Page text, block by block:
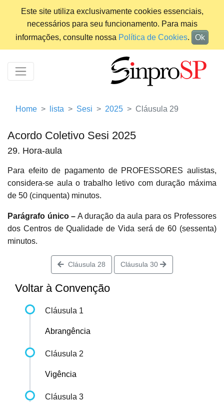
Este site utiliza exclusivamente cookies essenciais,
necessários para seu funcionamento. Para mais
informações, consulte nossa Política de Cookies. Ok
Home lista Sesi 2025 Cláusula 29
Acordo Coletivo Sesi 2025
29. Hora-aula
Para efeito de pagamento de PROFESSORES aulistas,
considera-se aula o trabalho letivo com duração máxima
de 50 (cinquenta) minutos.
Parágrafo único – A duração da aula para os Professores
dos Centros de Qualidade de Vida será de 60 (sessenta)
minutos.
Cláusula 28 Cláusula 30
Voltar à Convenção
Cláusula 1
Abrangência
Cláusula 2
Vigência
Cláusula 3